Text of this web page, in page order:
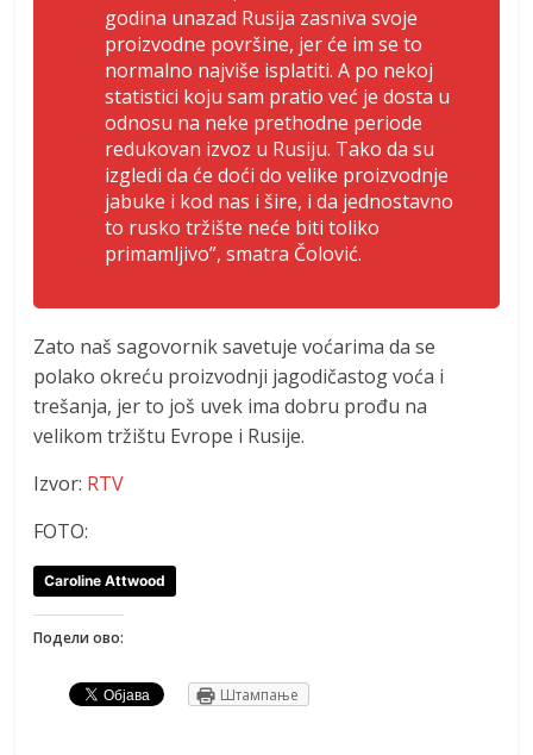
godina unazad Rusija zasniva svoje
proizvodne površine, jer će im se to
normalno najviše isplatiti. A po nekoj
statistici koju sam pratio već je dosta u
odnosu na neke prethodne periode
redukovan izvoz u Rusiju. Tako da su
izgledi da će doći do velike proizvodnje
jabuke i kod nas i šire, i da jednostavno
to rusko tržište neće biti toliko
primamljivo”, smatra Čolović.
Zato naš sagovornik savetuje voćarima da se
polako okreću proizvodnji jagodičastog voća i
trešanja, jer to još uvek ima dobru prođu na
velikom tržištu Evrope i Rusije.
Izvor: RTV
FOTO:
Caroline Attwood
Подели ово:
Штампање